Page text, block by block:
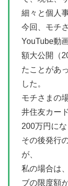
細々と個人
今回、モチ
YouTube動
額大公開（
たことがあ
した。
モチさまの
井住友カー
200万円にな
その後発行
が、
私の場合は
ブの限度額